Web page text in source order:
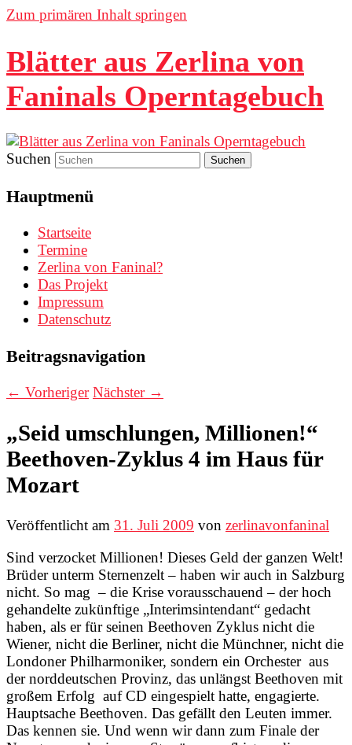
Zum primären Inhalt springen
Blätter aus Zerlina von
Faninals Operntagebuch
Suchen
Hauptmenü
Startseite
Termine
Zerlina von Faninal?
Das Projekt
Impressum
Datenschutz
Beitragsnavigation
← Vorheriger Nächster →
„Seid umschlungen, Millionen!“
Beethoven-Zyklus 4 im Haus für
Mozart
Veröffentlicht am 31. Juli 2009 von zerlinavonfaninal
Sind verzocket Millionen! Dieses Geld der ganzen Welt!
Brüder unterm Sternenzelt – haben wir auch in Salzburg
nicht. So mag – die Krise vorausschauend – der hoch
gehandelte zukünftige „Interimsintendant“ gedacht
haben, als er für seinen Beethoven Zyklus nicht die
Wiener, nicht die Berliner, nicht die Münchner, nicht die
Londoner Philharmoniker, sondern ein Orchester aus
der norddeutschen Provinz, das unlängst Beethoven mit
großem Erfolg auf CD eingespielt hatte, engagierte.
Hauptsache Beethoven. Das gefällt den Leuten immer.
Das kennen sie. Und wenn wir dann zum Finale der